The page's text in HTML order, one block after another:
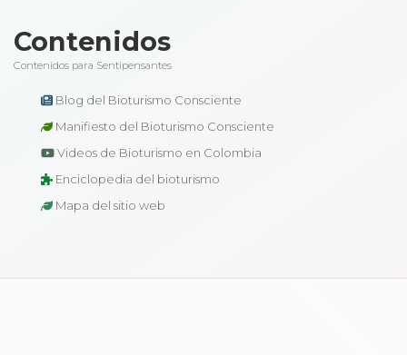
Contenidos
Contenidos para Sentipensantes
Blog del Bioturismo Consciente
Manifiesto del Bioturismo Consciente
Videos de Bioturismo en Colombia
Enciclopedia del bioturismo
Mapa del sitio web